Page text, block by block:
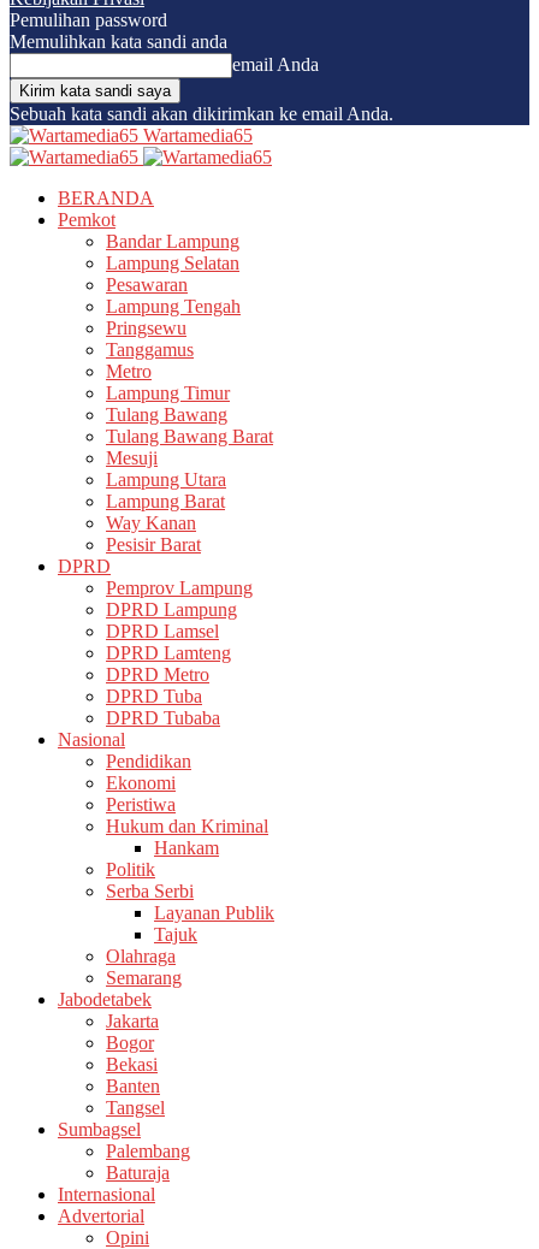
Pemulihan password
Memulihkan kata sandi anda
email Anda
Sebuah kata sandi akan dikirimkan ke email Anda.
Wartamedia65
BERANDA
Pemkot
Bandar Lampung
Lampung Selatan
Pesawaran
Lampung Tengah
Pringsewu
Tanggamus
Metro
Lampung Timur
Tulang Bawang
Tulang Bawang Barat
Mesuji
Lampung Utara
Lampung Barat
Way Kanan
Pesisir Barat
DPRD
Pemprov Lampung
DPRD Lampung
DPRD Lamsel
DPRD Lamteng
DPRD Metro
DPRD Tuba
DPRD Tubaba
Nasional
Pendidikan
Ekonomi
Peristiwa
Hukum dan Kriminal
Hankam
Politik
Serba Serbi
Layanan Publik
Tajuk
Olahraga
Semarang
Jabodetabek
Jakarta
Bogor
Bekasi
Banten
Tangsel
Sumbagsel
Palembang
Baturaja
Internasional
Advertorial
Opini